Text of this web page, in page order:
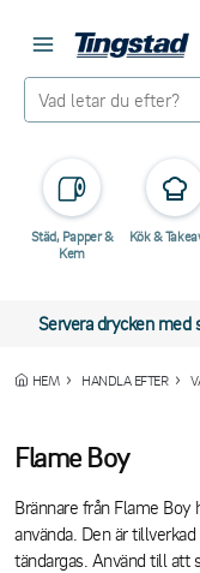
Städ, Papper &
Kem
Kök &
Servera drycken
HEM HANDLA EFTER
Flame Boy
Brännare från Flame
använda. Den är
tändargas. Använd till att